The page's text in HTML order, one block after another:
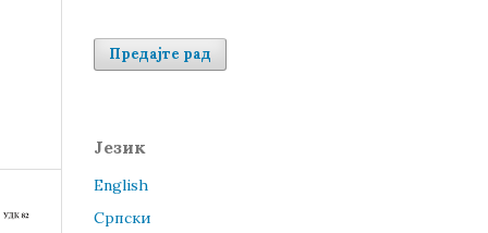
Предајте рад
Језик
English
Cрпски